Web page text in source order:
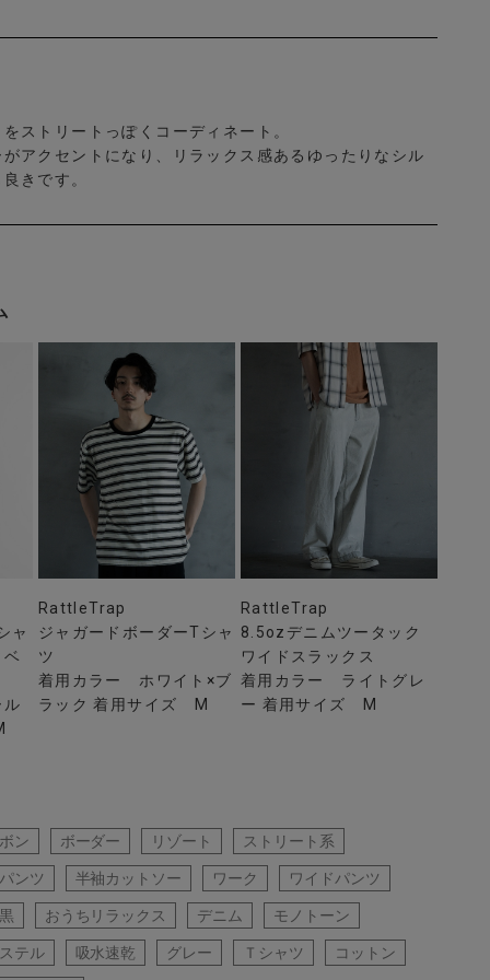
ストリートっぽくコーディネート。
アクセントになり、リラックス感あるゆったりなシル
きです。
ャ
ベ
RattleTrap
ジャガードボーダーTシャ
ツ
着用カラー ホワイト×ブ
ラック 着用サイズ M
RattleTrap
8.5ozデニムツータック
ワイドスラックス
着用カラー ライトグレ
ー 着用サイズ M
ン ボーダー リゾート ストリート系
パンツ 半袖カットソー ワーク ワイドパンツ
黒 おうちリラックス デニム モノトーン
テル 吸水速乾 グレー Ｔシャツ コットン